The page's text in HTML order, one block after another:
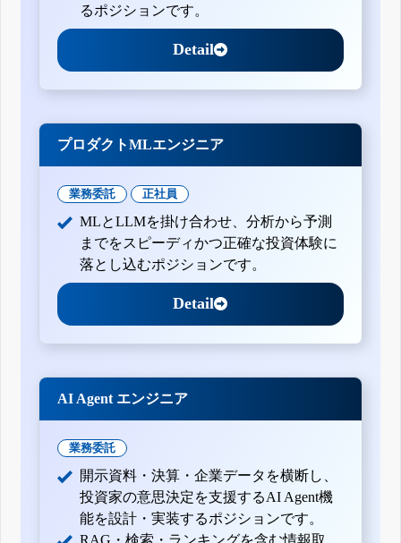
るポジションです。
Detail
プロダクトMLエンジニア
業務委託 正社員
MLとLLMを掛け合わせ、分析から予測
までをスピーディかつ正確な投資体験に
落とし込むポジションです。
Detail
AI Agent エンジニア
業務委託
開示資料・決算・企業データを横断し、
投資家の意思決定を支援するAI Agent機
能を設計・実装するポジションです。
RAG・検索・ランキングを含む情報取